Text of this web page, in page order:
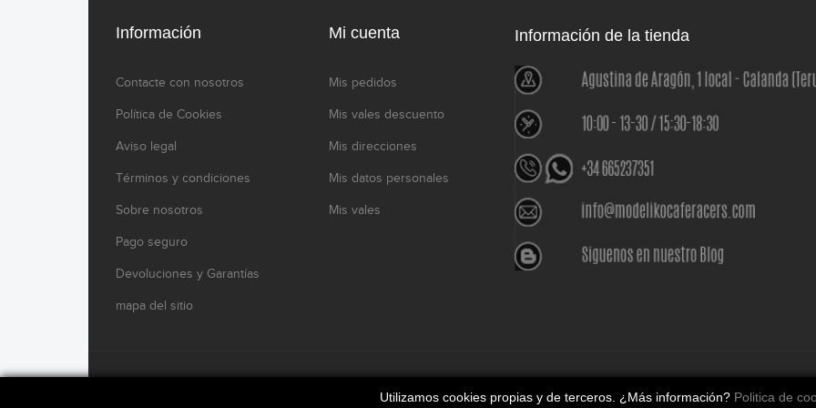
Información
Contacte con nosotros
Política de Cookies
Aviso legal
Términos y condiciones
Sobre nosotros
Pago seguro
Devoluciones y Garantías
mapa del sitio
Mi cuenta
Mis pedidos
Mis vales descuento
Mis direcciones
Mis datos personales
Mis vales
Información de la tienda
Utilizamos cookies propias y de terceros. ¿Más información? Politica de